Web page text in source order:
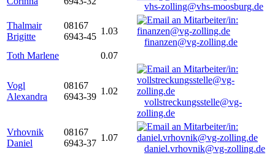
vhs-zolling@vhs-moosburg.de
Thalmair
Brigitte
08167
6943-45
1.03
finanzen@vg-zolling.de
Toth Marlene
0.07
Vogl
Alexandra
08167
6943-39
1.02
vollstreckungsstelle@vg-
zolling.de
Vrhovnik
Daniel
08167
6943-37
1.07
daniel.vrhovnik@vg-zolling.de